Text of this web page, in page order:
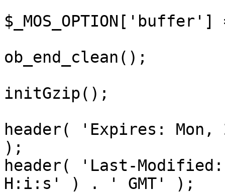
ob_end_clean();
initGzip();
header( 'Expires: Mon,
);
header( 'Last-
H:i:s' ) . ' GMT' );